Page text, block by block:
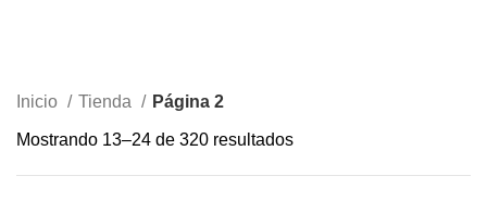
Inicio Tienda Página 2
Mostrando 13–24 de 320 resultados